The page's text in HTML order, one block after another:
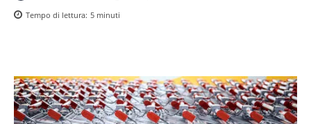
Tempo di lettura: 5 minuti